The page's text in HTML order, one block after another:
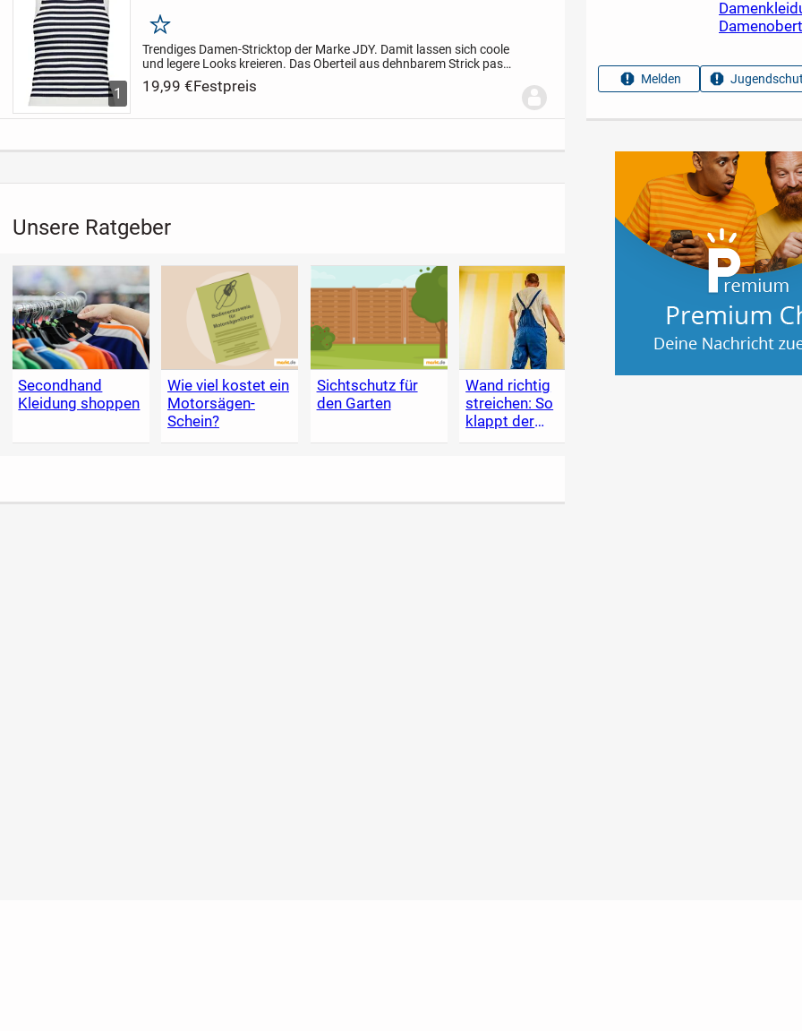
1
Merken
Trendiges Damen-Stricktop der Marke JDY. Damit lassen sich coole
und legere Looks kreieren. Das Oberteil aus dehnbarem Strick passt
sich der Körperform an und macht jede Bewegung mit.
19,99 €Festpreis
Unsere Ratgeber
Secondhand
Kleidung shoppen
Wie viel kostet ein
Motorsägen-
Schein?
Sichtschutz für
den Garten
Wand richtig
streichen: So
klappt der
Anstrich
Melden